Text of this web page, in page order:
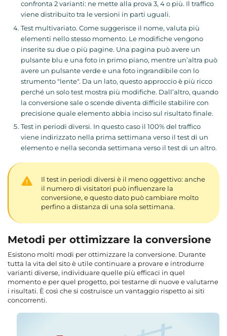
confronta 2 varianti: ne mette alla prova 3, 4 o più. Il traffico
viene distribuito tra le versioni in parti uguali.
Test multivariato. Come suggerisce il nome, valuta più
elementi nello stesso momento. Le modifiche vengono
inserite su due o più pagine. Una pagina può avere un
pulsante blu e una foto in primo piano, mentre un’altra può
avere un pulsante verde e una foto ingrandibile con lo
strumento "lente". Da un lato, questo approccio è più ricco
perché un solo test mostra più modifiche. Dall’altro, quando
la conversione sale o scende diventa difficile stabilire con
precisione quale elemento abbia inciso sul risultato finale.
Test in periodi diversi. In questo caso il 100% del traffico
viene indirizzato nella prima settimana verso il test di un
elemento e nella seconda settimana verso il test di un altro.
Il test in periodi diversi è il meno oggettivo: anche
il numero di visitatori può influenzare la
conversione, e questo dato può cambiare molto
perfino a distanza di una sola settimana.
Metodi per ottimizzare la conversione
Esistono molti modi per ottimizzare la conversione. Durante
tutta la vita del sito è utile continuare a provare e introdurre
varianti diverse, individuare quelle più efficaci in quel
momento e per quel progetto, poi testarne di nuove e valutarne
i risultati. È così che si costruisce un vantaggio rispetto ai siti
concorrenti.